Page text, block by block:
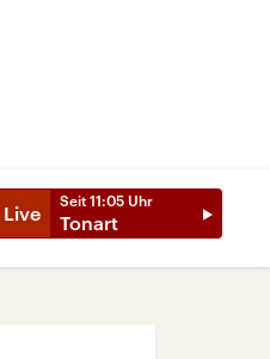
Live
Seit 11:05 Uhr
Tonart